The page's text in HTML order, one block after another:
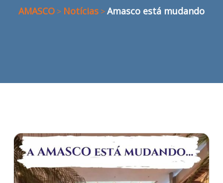
AMASCO > Notícias >Amasco está mudando